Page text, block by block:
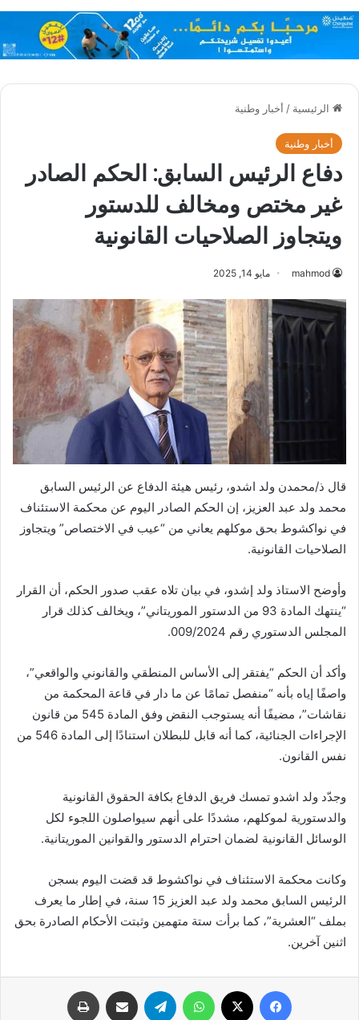
الرئيسية / أخبار وطنية
أخبار وطنية
دفاع الرئيس السابق: الحكم الصادر
غير مختص ومخالف للدستور
ويتجاوز الصلاحيات القانونية
mahmod مايو 14, 2025
قال ذ/محمدن ولد اشدو، رئيس هيئة الدفاع عن الرئيس السابق
محمد ولد عبد العزيز، إن الحكم الصادر اليوم عن محكمة الاستئناف
في نواكشوط بحق موكلهم يعاني من “عيب في الاختصاص” ويتجاوز
الصلاحيات القانونية.
وأوضح الاستاذ ولد إشدو، في بيان تلاه عقب صدور الحكم، أن القرار
“ينتهك المادة 93 من الدستور الموريتاني”، ويخالف كذلك قرار
المجلس الدستوري رقم 009/2024.
وأكد أن الحكم “يفتقر إلى الأساس المنطقي والقانوني والواقعي”،
واصفًا إياه بأنه “منفصل تمامًا عن ما دار في قاعة المحكمة من
نقاشات”، مضيفًا أنه يستوجب النقض وفق المادة 545 من قانون
الإجراءات الجنائية، كما أنه قابل للبطلان استنادًا إلى المادة 546 من
نفس القانون.
وجدّد ولد اشدو تمسك فريق الدفاع بكافة الحقوق القانونية
والدستورية لموكلهم، مشددًا على أنهم سيواصلون اللجوء لكل
الوسائل القانونية لضمان احترام الدستور والقوانين الموريتانية.
وكانت محكمة الاستئناف في نواكشوط قد قضت اليوم بسجن
الرئيس السابق محمد ولد عبد العزيز 15 سنة، في إطار ما يعرف
بملف “العشرية”، كما برأت ستة متهمين وثبتت الأحكام الصادرة بحق
اثنين آخرين.
فيسبوك واتساب تيلقرام مشاركة عبر البريد